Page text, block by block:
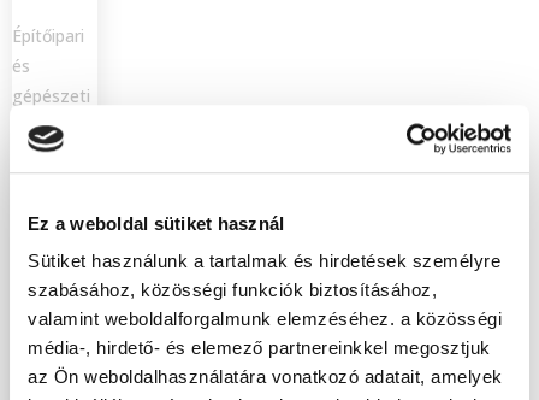
Ez a weboldal sütiket használ
Sütiket használunk a tartalmak és hirdetések személyre
szabásához, közösségi funkciók biztosításához,
valamint weboldalforgalmunk elemzéséhez. a közösségi
média-, hirdető- és elemező partnereinkkel megosztjuk
az Ön weboldalhasználatára vonatkozó adatait, amelyek
Építőipari
és
gépészeti
tanfolyamaink
Tűzvédelmi
tanfolyam
Tűzvédelmi
főelőadó
OKJ-s